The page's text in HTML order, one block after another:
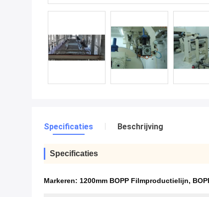
Specificaties Beschrijving
Specificaties
Markeren: 1200mm BOPP Filmproductielijn,